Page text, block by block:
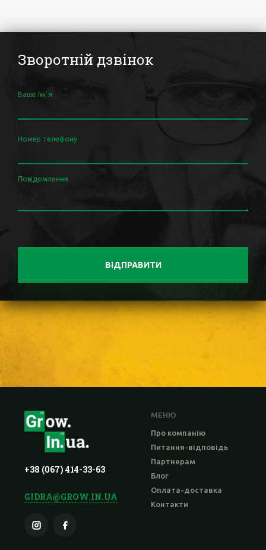
Зворотній дзвінок
Ваше Ім`я
Номер телефону
Повідомлення
ВІДПРАВИТИ
+38 (067) 414-33-63
GIDRA@GROW.IN.UA
МЕНЮ
Про компанію
Питання-відповідь
Партнерам
Блог
Оплата-доставка
Контакти